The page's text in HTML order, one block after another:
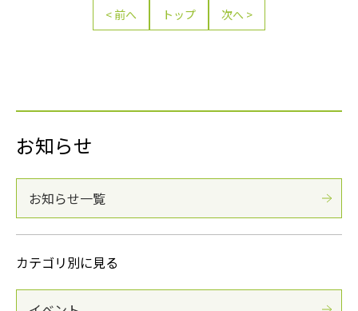
前へ トップ 次へ
お知らせ
お知らせ一覧
カテゴリ別に見る